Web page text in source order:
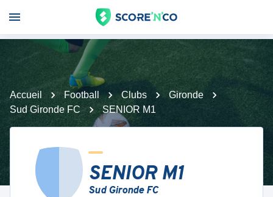
Accueil Football Clubs
Gironde
Sud Gironde FC
SENIOR M1
SENIOR M1
Sud Gironde FC